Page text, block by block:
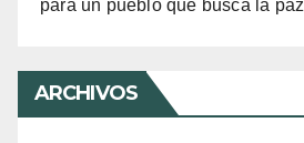
para un pueblo que busca la paz
ARCHIVOS